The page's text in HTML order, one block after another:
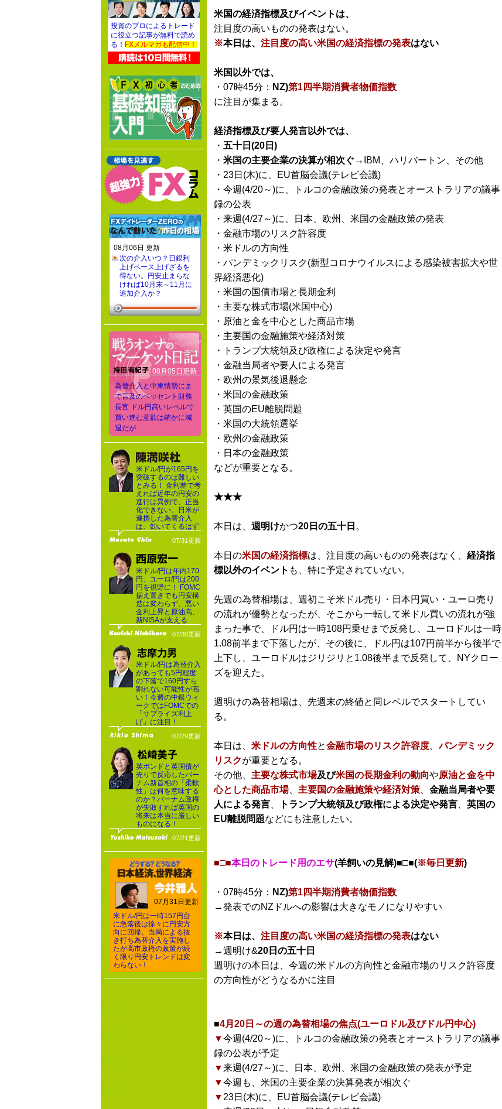
米国の経済指標及びイベントは、
注目度の高いものの発表はない。
※本日は、 注目度の高い米国の経済指標の発表はない
米国以外では、
・07時45分： NZ)第1四半期消費者物価指数
に注目が集まる。
経済指標及び要人発言以外では、
・ 五十日(20日)
・ 米国の主要企業の決算が相次ぐ→ IBM、ハリバートン、その他
・23日(木)に、EU首脳会議(テレビ会議)
・今週(4/20～)に、トルコの金融政策の発表とオーストラリアの議事
録の公表
・来週(4/27～)に、日本、欧州、米国の金融政策の発表
・金融市場のリスク許容度
・米ドルの方向性
・パンデミックリスク(新型コロナウイルスによる感染被害拡大や世
界経済悪化)
・米国の国債市場と長期金利
・主要な株式市場(米国中心)
・原油と金を中心とした商品市場
・主要国の金融施策や経済対策
・トランプ大統領及び政権による決定や発言
・金融当局者や要人による発言
・欧州の景気後退懸念
・米国の金融政策
・英国のEU離脱問題
・米国の大統領選挙
・欧州の金融政策
・日本の金融政策
などが重要となる。
★★★
本日は、 週明けかつ20日の五十日 。
本日の米国の経済指標は、注目度の高いものの発表はなく、 経済指
標以外のイベント も、特に予定されていない。
先週の為替相場は、週初こそ米ドル売り・日本円買い・ユーロ売り
の流れが優勢となったが、そこから一転して米ドル買いの流れが強
まった事で、ドル円は一時108円乗せまで反発し、ユーロドルは一時
1.08前半まで下落したが、その後に、ドル円は107円前半から後半で
上下し、ユーロドルはジリジリと1.08後半まで反発して、NYクロー
ズを迎えた。
週明けの為替相場は、先週末の終値と同レベルでスタートしてい
る。
本日は、 米ドルの方向性と金融市場のリスク許容度 、パンデミック
リスクが重要となる。
その他、 主要な株式市場及び米国の長期金利の動向や原油と金を中
心とした商品市場、 主要国の金融施策や経済対策
金融当局者や要
人による発言
トランプ大統領及び政権による決定や発言
英国の
EU離脱問題などにも注意したい。
■□■本日のトレード用のエサ(羊飼いの見解)■□■(※毎日更新)
・07時45分： NZ)第1四半期消費者物価指数
→発表でのNZドルへの影響は大きなモノになりやすい
※本日は、 注目度の高い米国の経済指標の発表はない
→週明け&20日の五十日
週明けの本日は、今週の米ドルの方向性と金融市場のリスク許容度
の方向性がどうなるかに注目
■4月20日～の週の為替相場の焦点(ユーロドル及びドル円中心)
▼今週(4/20～)に、トルコの金融政策の発表とオーストラリアの議事
録の公表が予定
▼来週(4/27～)に、日本、欧州、米国の金融政策の発表が予定
▼今週も、米国の主要企業の決算発表が相次ぐ
▼ 23日(木)に、EU首脳会議(テレビ会議)
投資のプロによるトレード
に役立つ記事が無料で読め
る！ FXメルマガも配信中！
08月06日 更新
次の介入いつ？日銀利
上げペース上げざるを
得ない。円安止まらな
ければ10月末～11月に
追加介入か？
08月05日更新
為替介入と中東情勢にま
で言及のベッセント財務
長官 ドル円高いレベルで
買い進む意欲は確かに減
退だが
米ドル/円が165円を
突破するのは難しい
とみる！ 金利差で考
えれば近年の円安の
進行は異例で、正当
化できない。日米が
連携した為替介入
は、効いてくるはず
07/31更新
米ドル/円は年内170
円、ユーロ/円は200
円を視野に！ FOMC
据え置きでも円安構
造は変わらず、悪い
金利上昇と原油高、
新NISAが支える
07/30更新
米ドル/円は為替介入
があっても5円程度
の下落で160円すら
割れない可能性が高
い！今週の中銀ウィ
ークではFOMCでの
「サプライズ利上
げ」に注目！
07/29更新
英ポンドと英国債が
売りで反応したバー
ナム新首相の「柔軟
性」は何を意味する
のか？バーナム政権
が失敗すれば英国の
将来は本当に厳しい
ものになる！
07/21更新
07月31日更新
米ドル/円は一時157円台
に急落後は徐々に円安方
向に回帰。当局による抜
き打ち為替介入を実施し
たが高市政権の政策が続
く限り円安トレンドは変
わらない！